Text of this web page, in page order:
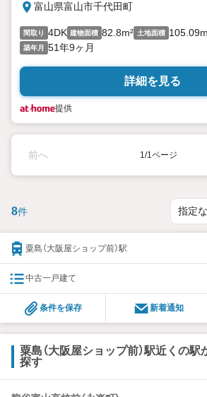
富山県富山市千代田町
間取り 4DK 建物面積 82.8m² 土地面積
築年月 51年9ヶ月
詳細を見る
提供
前へ 1/1ページ
8件
粟島（大阪屋ショップ前）駅
中古一戸建て
条件を保存 新着通知
粟島（大阪屋ショップ前）駅近くの
探す